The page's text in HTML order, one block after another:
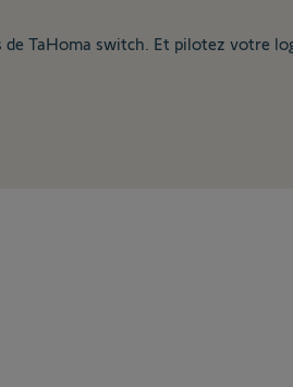
TaHoma switch. Et pilotez votre